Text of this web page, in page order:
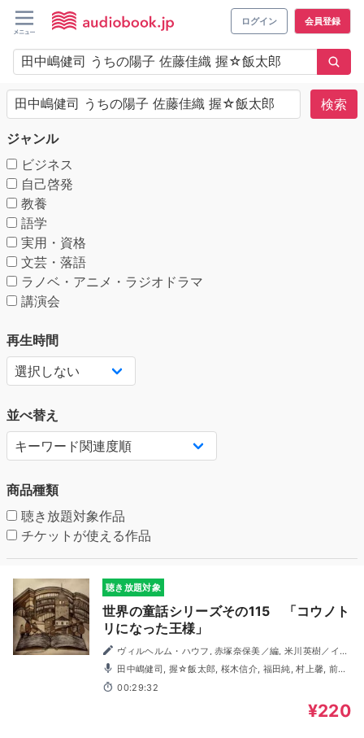
ログイン 会員登録
検索
ジャンル
ビジネス
自己啓発
教養
語学
実用・資格
文芸・落語
ラノベ・アニメ・ラジオドラマ
講演会
再生時間
並べ替え
商品種類
聴き放題対象作品
チケットが使える作品
聴き放題対象
世界の童話シリーズその115 「コウノト
リになった王様」
スト
靖子, 萩原ゆい, 佐藤佳織, 木村由妃, うちの陽子
00:29:32
¥220